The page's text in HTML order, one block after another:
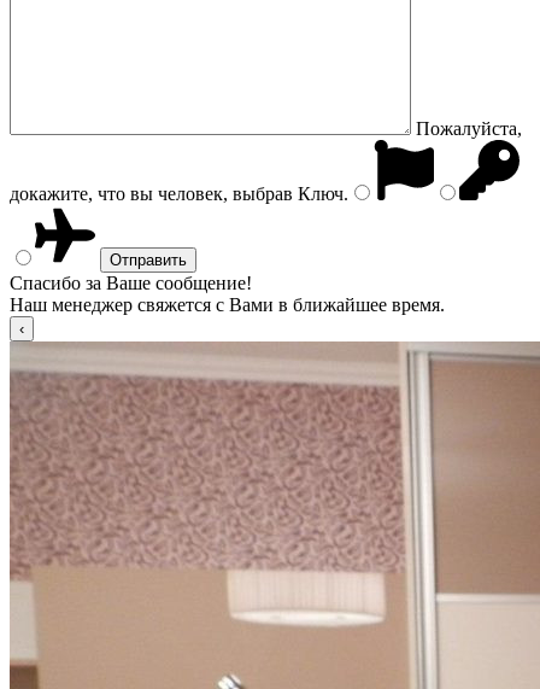
Пожалуйста,
докажите, что вы человек, выбрав Ключ.
Спасибо за Ваше сообщение!
Наш менеджер свяжется с Вами в ближайшее время.